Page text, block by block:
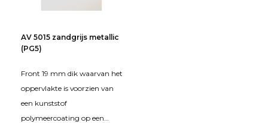
AV 5015 zandgrijs metallic
(PG5)
Front 19 mm dik waarvan het
oppervlakte is voorzien van
een kunststof
polymeercoating op een